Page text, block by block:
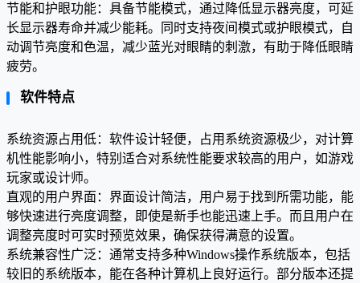
节能和护眼功能：具备节能模式，通过降低显示器亮度，可延
长显示器寿命并减少能耗。同时支持夜间模式或护眼模式，自
动调节亮度和色温，减少蓝光对眼睛的刺激，有助于降低眼睛
疲劳。
软件特点
系统资源占用低：软件设计轻便，占用系统资源极少，对计算
机性能影响小，特别适合对系统性能要求较高的用户，如游戏
玩家或设计师。
直观的用户界面：界面设计简洁，用户易于找到所需功能，能
够快速进行亮度调整，即使是新手也能迅速上手。而且用户在
调整亮度时可实时预览效果，确保获得满意的设置。
系统兼容性广泛：通常支持多种Windows操作系统版本，包括
较旧的系统版本，能在各种计算机上良好运行。部分版本还提